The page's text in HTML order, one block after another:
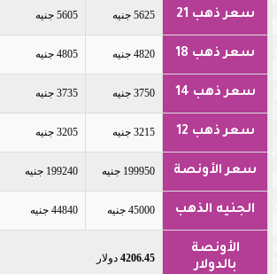
سعر ذهب 21 5625 جنيه 5605 جنيه
سعر ذهب 18 4820 جنيه 4805 جنيه
سعر ذهب 14 3750 جنيه 3735 جنيه
سعر ذهب 12 3215 جنيه 3205 جنيه
سعر الأونصة 199950 جنيه 199240 جنيه
الجنيه الذهب 45000 جنيه 44840 جنيه
الأونصة
بالدولار
4206.45 دولار